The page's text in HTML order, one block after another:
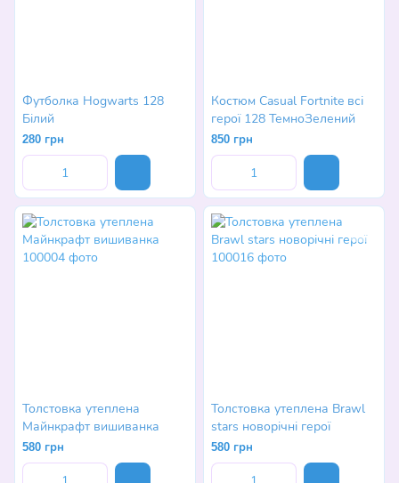
Футболка Hogwarts 128
Білий
280 грн
Костюм Casual Fortnite всі
герої 128 ТемноЗелений
850 грн
Толстовка утеплена
Майнкрафт вишиванка
580 грн
Толстовка утеплена Brawl
stars новорічні герої
580 грн